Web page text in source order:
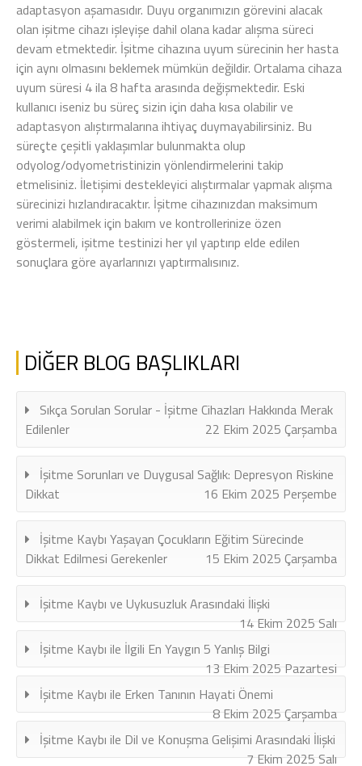
adaptasyon aşamasıdır. Duyu organımızın görevini alacak
olan işitme cihazı işleyişe dahil olana kadar alışma süreci
devam etmektedir. İşitme cihazına uyum sürecinin her hasta
için aynı olmasını beklemek mümkün değildir. Ortalama cihaza
uyum süresi 4 ila 8 hafta arasında değişmektedir. Eski
kullanıcı iseniz bu süreç sizin için daha kısa olabilir ve
adaptasyon alıştırmalarına ihtiyaç duymayabilirsiniz. Bu
süreçte çeşitli yaklaşımlar bulunmakta olup
odyolog/odyometristinizin yönlendirmelerini takip
etmelisiniz. İletişimi destekleyici alıştırmalar yapmak alışma
sürecinizi hızlandıracaktır. İşitme cihazınızdan maksimum
verimi alabilmek için bakım ve kontrollerinize özen
göstermeli, işitme testinizi her yıl yaptırıp elde edilen
sonuçlara göre ayarlarınızı yaptırmalısınız.
DİĞER BLOG BAŞLIKLARI
Sıkça Sorulan Sorular - İşitme Cihazları Hakkında Merak
Edilenler
22 Ekim 2025 Çarşamba
İşitme Sorunları ve Duygusal Sağlık: Depresyon Riskine
Dikkat
16 Ekim 2025 Perşembe
İşitme Kaybı Yaşayan Çocukların Eğitim Sürecinde
Dikkat Edilmesi Gerekenler
15 Ekim 2025 Çarşamba
İşitme Kaybı ve Uykusuzluk Arasındaki İlişki
14 Ekim 2025 Salı
İşitme Kaybı ile İlgili En Yaygın 5 Yanlış Bilgi
13 Ekim 2025 Pazartesi
İşitme Kaybı ile Erken Tanının Hayati Önemi
8 Ekim 2025 Çarşamba
İşitme Kaybı ile Dil ve Konuşma Gelişimi Arasındaki İlişki
7 Ekim 2025 Salı